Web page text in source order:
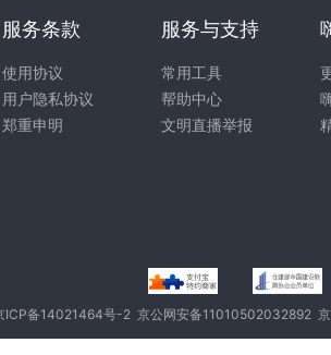
服务与支持
常用工具
帮助中心
文明直播举报
服务条款
使用协议
用户隐私协议
郑重申明
ICP备14021464号-2 京公网安备11010502032892